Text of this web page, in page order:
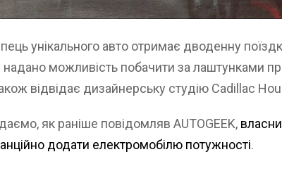
унікального авто отримає дводенну
надано можливість побачити за лаштунками
відвідає дизайнерську студію Cadillac
як раніше повідомляв AUTOGEEK,
додати електромобілю потужності.